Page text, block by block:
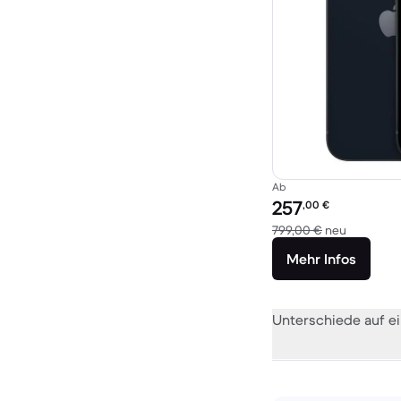
Ab
Preis des erneuerten
257,00 €
799,00 € neu
Mehr Infos
Unterschiede auf